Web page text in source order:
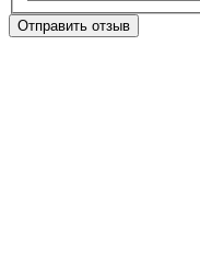
Отправить отзыв